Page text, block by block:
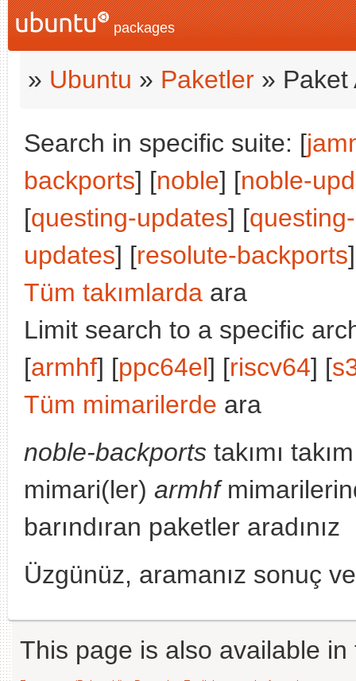
packages
» Ubuntu » Paketler » Paket
Search in specific suite: [
backports] [noble] [noble-
[questing-updates] [
updates] [resolute-backports
Tüm takımlarda ara
Limit search to a specific
[armhf] [ppc64el] [riscv64] [
Tüm mimarilerde ara
noble-backports takımı
mimari(ler) armhf
barındıran paketler aradınız
Üzgünüz, aramanız sonuç
This page is also available